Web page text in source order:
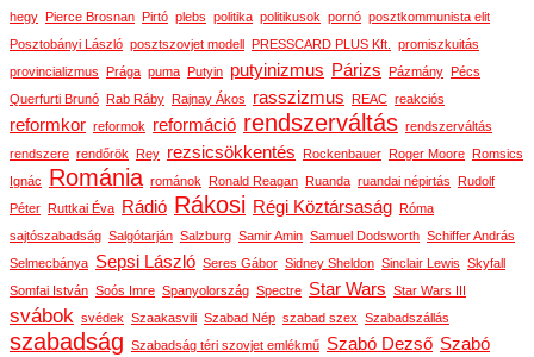
hegy
Pierce Brosnan Pirtó plebs politika politikusok pornó posztkommunista elit
Posztobányi László posztszovjet modell PRESSCARD PLUS Kft.
promiszkuitás
provincializmus
Prága puma Putyin putyinizmus Párizs Pázmány
Pécs
Querfurti Brunó
Rab Ráby Rajnay Ákos rasszizmus REAC reakciós
reformkor reformok reformáció rendszerváltás rendszerváltás
rendszere rendőrök Rey rezsicsökkentés Rockenbauer Roger Moore
Romsics
Ignác
Románia románok Ronald Reagan Ruanda ruandai népirtás
Rudolf
Péter
Ruttkai Éva Rádió Rákosi Régi Köztársaság
Róma
sajtószabadság Salgótarján Salzburg Samir Amin Samuel Dodsworth Schiffer András
Selmecbánya Sepsi László Seres Gábor Sidney Sheldon Sinclair Lewis Skyfall
Somfai István Soós Imre Spanyolország Spectre Star Wars Star Wars III
svábok svédek Szaakasvili Szabad Nép szabad szex Szabadszállás
szabadság Szabadság téri szovjet emlékmű Szabó Dezső Szabó